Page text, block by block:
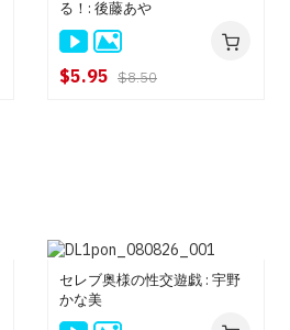
る！: 後藤あや
$5.95 $8.50
セレブ奥様の性交遊戯 : 宇野
かな美